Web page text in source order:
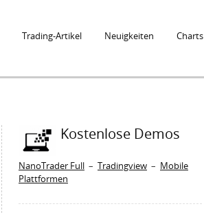
Trading-Artikel Neuigkeiten Charts
Kostenlose Demos
NanoTrader Full – Tradingview – Mobile
Plattformen